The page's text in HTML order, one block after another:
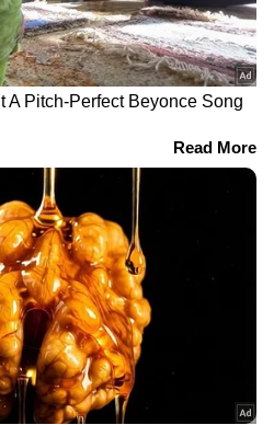
കൊടുംക്രൂരത
സ്ഥിരീകരിച്ചു.
പൊലീസ്
പ്രതിയെ
പ്രത്യേക പൊലീസ്
എസ്പി